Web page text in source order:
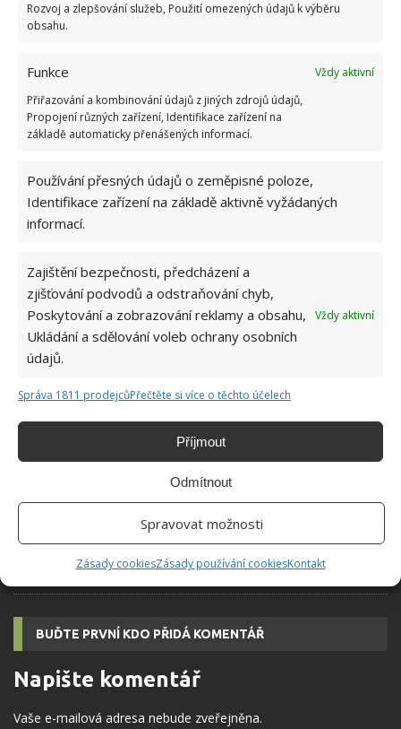
Rozvoj a zlepšování služeb, Použití omezených údajů k výběru
obsahu.
Funkce
Vždy aktivní
Přiřazování a kombinování údajů z jiných zdrojů údajů,
Propojení různých zařízení, Identifikace zařízení na
základě automaticky přenášených informací.
Používání přesných údajů o zeměpisné poloze,
Identifikace zařízení na základě aktivně vyžádaných
informací.
Zajištění bezpečnosti, předcházení a
zjišťování podvodů a odstraňování chyb,
Poskytování a zobrazování reklamy a obsahu,
Ukládání a sdělování voleb ochrany osobních
údajů.
Vždy aktivní
Správa 1811 prodejcůPřečtěte si více o těchto účelech
Příjmout
Odmítnout
Spravovat možnosti
Zásady cookiesZásady používání cookiesKontakt
KOMENTOVAT
Absolvent České zemědělské
univerzity, který je již od malička
velkým kutilem. V podstatě vše, co je
SOUVISEJÍCÍ ČLÁNKY
Test znalostí o řeči a slovníku za socialismu:
Velký kvíz východniarského nářečí: 10
Obrázkový kvíz o retro předmětech z
domácnosti: Úkolem je poznat 10 objektů na
fotografiích
BUĎTE PRVNÍ KDO PŘIDÁ KOMENTÁŘ
Napište komentář
Vaše e-mailová adresa nebude zveřejněna.